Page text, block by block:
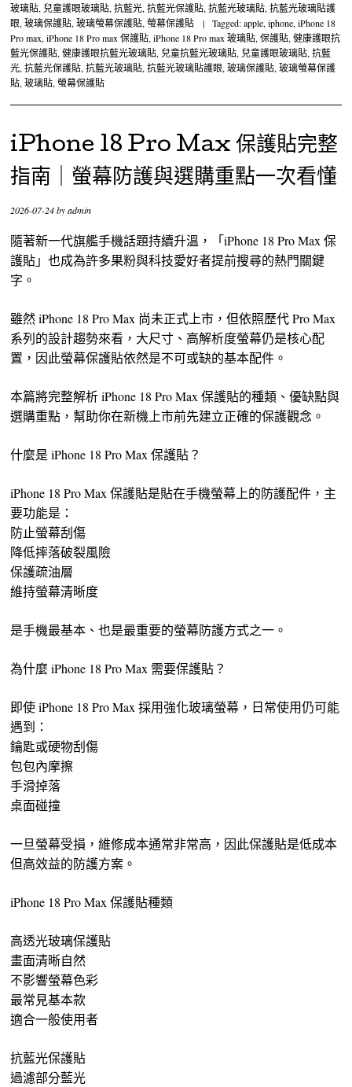
玻璃貼, 兒童護眼玻璃貼,抗藍光,抗藍光保護貼,抗藍光玻璃貼,抗藍光玻璃貼護
眼,玻璃保護貼,玻璃螢幕保護貼,螢幕保護貼 | Tagged:apple,iphone,iPhone 18
Pro max,iPhone 18 Pro max 保護貼,iPhone 18 Pro max 玻璃貼,保護貼,健康護眼抗
藍光保護貼,健康護眼抗藍光玻璃貼, 兒童抗藍光玻璃貼, 兒童護眼玻璃貼,抗藍
光,抗藍光保護貼,抗藍光玻璃貼,抗藍光玻璃貼護眼,玻璃保護貼,玻璃螢幕保護
貼,玻璃貼,螢幕保護貼
iPhone 18 Pro Max 保護貼完整
指南｜螢幕防護與選購重點一次看懂
2026-07-24byadmin
隨著新一代旗艦手機話題持續升溫，「iPhone 18 Pro Max 保
護貼」也成為許多果粉與科技愛好者提前搜尋的熱門關鍵
字。
雖然 iPhone 18 Pro Max 尚未正式上市，但依照歷代 Pro Max
系列的設計趨勢來看，大尺寸、高解析度螢幕仍是核心配
置，因此螢幕保護貼依然是不可或缺的基本配件。
本篇將完整解析 iPhone 18 Pro Max 保護貼的種類、優缺點與
選購重點，幫助你在新機上市前先建立正確的保護觀念。
什麼是 iPhone 18 Pro Max 保護貼？
iPhone 18 Pro Max 保護貼是貼在手機螢幕上的防護配件，主
要功能是：
防止螢幕刮傷
降低摔落破裂風險
保護疏油層
維持螢幕清晰度
是手機最基本、也是最重要的螢幕防護方式之一。
為什麼 iPhone 18 Pro Max 需要保護貼？
即使 iPhone 18 Pro Max 採用強化玻璃螢幕，日常使用仍可能
遇到：
鑰匙或硬物刮傷
包包內摩擦
手滑掉落
桌面碰撞
一旦螢幕受損，維修成本通常非常高，因此保護貼是低成本
但高效益的防護方案。
iPhone 18 Pro Max 保護貼種類
高透光玻璃保護貼
畫面清晰自然
不影響螢幕色彩
最常見基本款
適合一般使用者
抗藍光保護貼
過濾部分藍光